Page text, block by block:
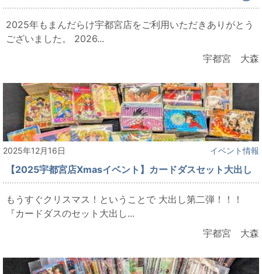
2025年もまんだらけ宇都宮店をご利用いただきありがとう
ございました。 2026...
宇都宮 大森
2025年12月16日 イベント情報
【2025宇都宮店Xmasイベント】カードダスセット大出し
もうすぐクリスマス！ということで 大出し第二弾！！！
『カードダスのセット大出し...
宇都宮 大森